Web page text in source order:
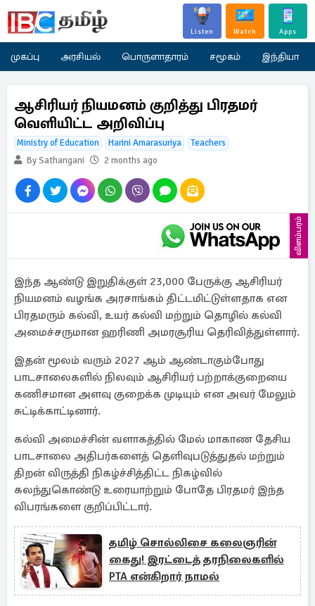
Listen Watch Apps
முகப்பு அரசியல் பொருளாதாரம் சமூகம் இந்தியா
ஆசிரியர் நியமனம் குறித்து பிரதமர்
வெளியிட்ட அறிவிப்பு
Ministry of Education Harini Amarasuriya
Teachers
By Sathangani
2 months ago
விளம்பரம்
இந்த ஆண்டு இறுதிக்குள் 23,000 பேருக்கு ஆசிரியர்
நியமனம் வழங்க அரசாங்கம் திட்டமிட்டுள்ளதாக என
பிரதமரும் கல்வி, உயர் கல்வி மற்றும் தொழில் கல்வி
அமைச்சருமான ஹரிணி அமரசூரிய தெரிவித்துள்ளார்.
இதன் மூலம் வரும் 2027 ஆம் ஆண்டாகும்போது
பாடசாலைகளில் நிலவும் ஆசிரியர் பற்றாக்குறையை
கணிசமான அளவு குறைக்க முடியும் என அவர் மேலும்
சுட்டிக்காட்டினார்.
கல்வி அமைச்சின் வளாகத்தில் மேல் மாகாண தேசிய
பாடசாலை அதிபர்களைத் தெளிவுபடுத்துதல் மற்றும்
திறன் விருத்தி நிகழ்ச்சித்திட்ட நிகழ்வில்
கலந்துகொண்டு உரையாற்றும் போதே பிரதமர் இந்த
விபரங்களை குறிப்பிட்டார்.
தமிழ் சொல்லிசை கலைஞரின்
கைது! இரட்டைத் தரநிலைகளில்
PTA என்கிறார் நாமல்